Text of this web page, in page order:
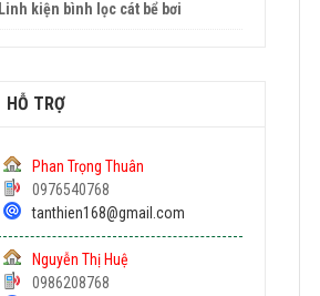
Linh kiện bình lọc cát bể bơi
HỖ TRỢ
Phan Trọng Thuân
0976540768
tanthien168@gmail.com
Nguyễn Thị Huệ
0986208768